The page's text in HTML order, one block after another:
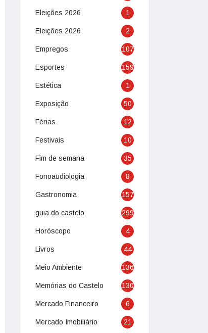
Eleições 2026 1
Eleições 2026 2
Empregos 107
Esportes 159
Estética 1
Exposição 50
Férias 12
Festivais 10
Fim de semana 35
Fonoaudiologia 8
Gastronomia 157
guia do castelo 299
Horóscopo 4
Livros 44
Meio Ambiente 136
Memórias do Castelo 130
Mercado Financeiro 6
Mercado Imobiliário 21